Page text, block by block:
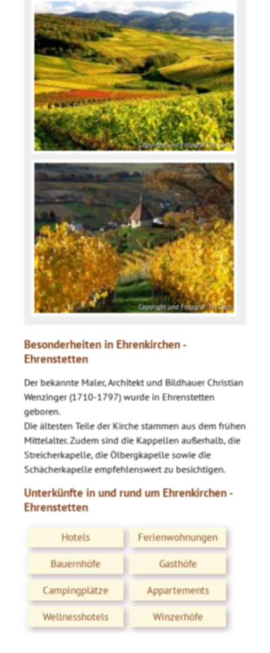
Copyright und Fotograf: Th. Coch
Copyright und Fotograf: Th. Coch
Besonderheiten in Ehrenkirchen -
Ehrenstetten
Der bekannte Maler, Architekt und Bildhauer Christian
Wenzinger (1710-1797) wurde in Ehrenstetten
geboren.
Die ältesten Teile der Kirche stammen aus dem frühen
Mittelalter. Zudem sind die Kappellen außerhalb, die
Streicherkapelle, die Ölbergkapelle sowie die
Schächerkapelle empfehlenswert zu besichtigen.
Unterkünfte in und rund um Ehrenkirchen -
Ehrenstetten
Hotels
Ferienwohnungen
Bauernhöfe
Gasthöfe
Campingplätze
Appartements
Wellnesshotels
Winzerhöfe